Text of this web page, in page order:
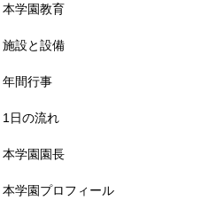
本学園教育
施設と設備
年間行事
1日の流れ
本学園園長
本学園プロフィール